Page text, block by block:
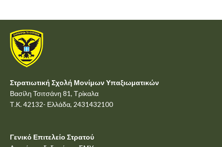
Στρατιωτική Σχολή Μονίμων Υπαξιωματικών
Βασίλη Τσιτσάνη 81, Τρίκαλα
Τ.Κ. 42132- Ελλάδα, 2431432100
Γενικό Επιτελείο Στρατού